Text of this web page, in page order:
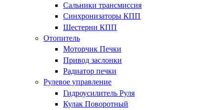
Сальники трансмиссия
Синхронизаторы КПП
Шестерни КПП
Отопитель
Моторчик Печки
Привод заслонки
Радиатор печки
Рулевое управление
Гидроусилитель Руля
Кулак Поворотный